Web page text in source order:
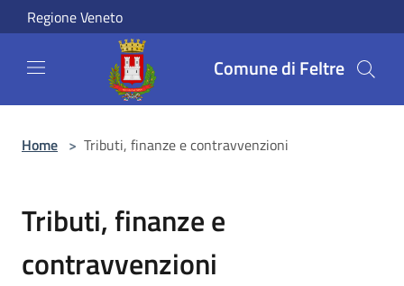
Salta al contenuto principale
Regione Veneto
Comune di Feltre
Home > Tributi, finanze e contravvenzioni
Tributi, finanze e
contravvenzioni